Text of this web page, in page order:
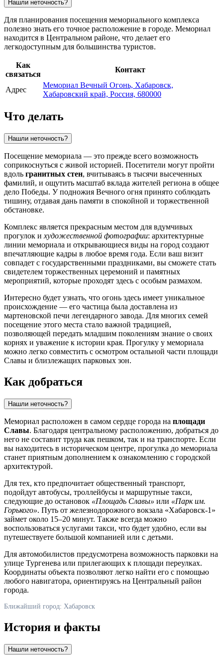
Нашли неточность?
Для планирования посещения мемориального комплекса
полезно знать его точное расположение в городе. Мемориал
находится в Центральном районе, что делает его
легкодоступным для большинства туристов.
Как
связаться
Контакт
Адрес
Мемориал Вечный Огонь, Хабаровск,
Хабаровский край, Россия, 680000
Что делать
Нашли неточность?
Посещение мемориала — это прежде всего возможность
соприкоснуться с живой историей. Посетители могут пройти
вдоль гранитных стен, вчитываясь в тысячи высеченных
фамилий, и ощутить масштаб вклада жителей региона в общее
дело Победы. У подножия Вечного огня принято соблюдать
тишину, отдавая дань памяти в спокойной и торжественной
обстановке.
Комплекс является прекрасным местом для вдумчивых
прогулок и художественной фотографии: архитектурные
линии мемориала и открывающиеся виды на город создают
впечатляющие кадры в любое время года. Если ваш визит
совпадет с государственными праздниками, вы сможете стать
свидетелем торжественных церемоний и памятных
мероприятий, которые проходят здесь с особым размахом.
Интересно будет узнать, что огонь здесь имеет уникальное
происхождение — его частица была доставлена из
мартеновской печи легендарного завода. Для многих семей
посещение этого места стало важной традицией,
позволяющей передать младшим поколениям знание о своих
корнях и уважение к истории края. Прогулку у мемориала
можно легко совместить с осмотром остальной части площади
Славы и близлежащих парковых зон.
Как добраться
Нашли неточность?
Мемориал расположен в самом сердце города на площади
Славы. Благодаря центральному расположению, добраться до
него не составит труда как пешком, так и на транспорте. Если
вы находитесь в историческом центре, прогулка до мемориала
станет приятным дополнением к ознакомлению с городской
архитектурой.
Для тех, кто предпочитает общественный транспорт,
подойдут автобусы, троллейбусы и маршрутные такси,
следующие до остановок «Площадь Славы» или «Парк им.
Горького». Путь от железнодорожного вокзала «Хабаровск-1»
займет около 15–20 минут. Также всегда можно
воспользоваться услугами такси, что будет удобно, если вы
путешествуете большой компанией или с детьми.
Для автомобилистов предусмотрена возможность парковки на
улице Тургенева или прилегающих к площади переулках.
Координаты объекта позволяют легко найти его с помощью
любого навигатора, ориентируясь на Центральный район
города.
Ближайший город: Хабаровск
История и факты
Нашли неточность?